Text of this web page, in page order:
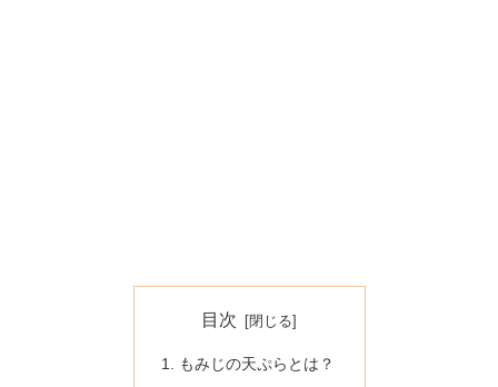
目次
もみじの天ぷらとは？